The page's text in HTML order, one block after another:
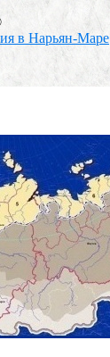
в Нарьян-Маре